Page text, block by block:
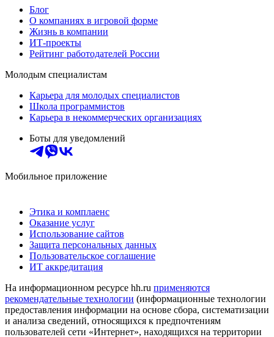
Блог
О компаниях в игровой форме
Жизнь в компании
ИТ-проекты
Рейтинг работодателей России
Молодым специалистам
Карьера для молодых специалистов
Школа программистов
Карьера в некоммерческих организациях
Боты для уведомлений
Мобильное приложение
Этика и комплаенс
Оказание услуг
Использование сайтов
Защита персональных данных
Пользовательское соглашение
ИТ аккредитация
На информационном ресурсе hh.ru применяются
рекомендательные технологии (информационные технологии
предоставления информации на основе сбора, систематизации
и анализа сведений, относящихся к предпочтениям
пользователей сети «Интернет», находящихся на территории